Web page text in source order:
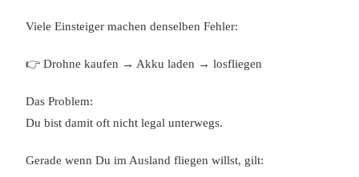
Viele Einsteiger machen denselben Fehler:
👉 Drohne kaufen → Akku laden → losfliegen
Das Problem:
Du bist damit oft nicht legal unterwegs.
Gerade wenn Du im Ausland fliegen willst, gilt: